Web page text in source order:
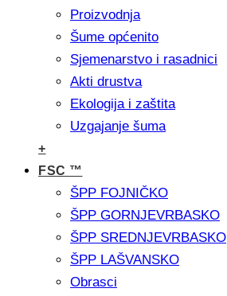
Proizvodnja
Šume općenito
Sjemenarstvo i rasadnici
Akti drustva
Ekologija i zaštita
Uzgajanje šuma
+
FSC ™
ŠPP FOJNIČKO
ŠPP GORNJEVRBASKO
ŠPP SREDNJEVRBASKO
ŠPP LAŠVANSKO
Obrasci